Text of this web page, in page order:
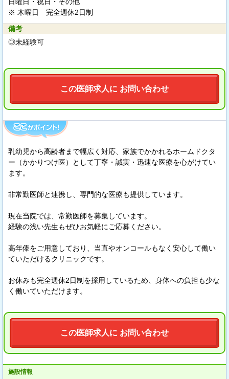
日曜日・祝日・その他
※ 木曜日 完全週休2日制
備考
◎未経験可
この医師求人に お問い合わせ
乳幼児から高齢者まで幅広く対応、家族でかかれるホームドクタ
ー（かかりつけ医）として丁寧・誠実・迅速な医療を心がけてい
ます。
非常勤医師と連携し、専門的な医療も提供しています。
現在当院では、常勤医師を募集しています。
経験の浅い先生もぜひお気軽にご応募ください。
高年俸をご用意しており、当直やオンコールもなく安心して働い
ていただけるクリニックです。
お休みも完全週休2日制を採用しているため、身体への負担も少な
く働いていただけます。
この医師求人に お問い合わせ
施設情報